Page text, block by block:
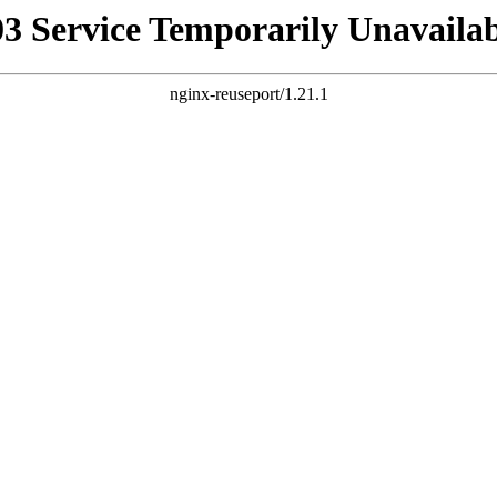
Service Temporarily
nginx-reuseport/1.21.1